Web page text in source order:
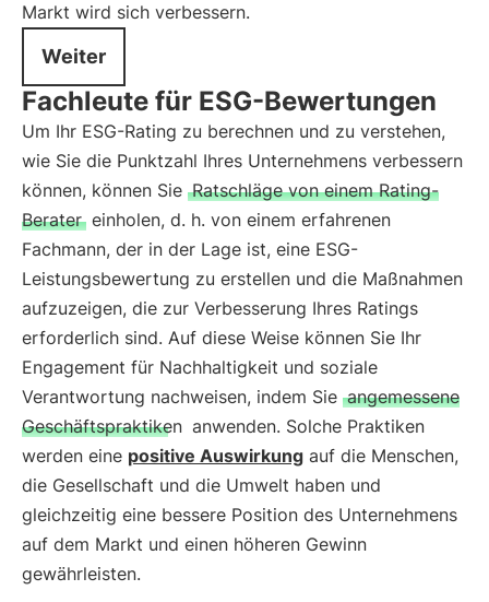
Markt wird sich verbessern.
Weiter
Fachleute für ESG-Bewertungen
Um Ihr ESG-Rating zu berechnen und zu verstehen,
wie Sie die Punktzahl Ihres Unternehmens verbessern
können, können Sie Ratschläge von einem Rating-
Berater einholen, d. h. von einem erfahrenen
Fachmann, der in der Lage ist, eine ESG-
Leistungsbewertung zu erstellen und die Maßnahmen
aufzuzeigen, die zur Verbesserung Ihres Ratings
erforderlich sind. Auf diese Weise können Sie Ihr
Engagement für Nachhaltigkeit und soziale
Verantwortung nachweisen, indem Sie angemessene
Geschäftspraktiken anwenden. Solche Praktiken
werden eine positive Auswirkung auf die Menschen,
die Gesellschaft und die Umwelt haben und
gleichzeitig eine bessere Position des Unternehmens
auf dem Markt und einen höheren Gewinn
gewährleisten.